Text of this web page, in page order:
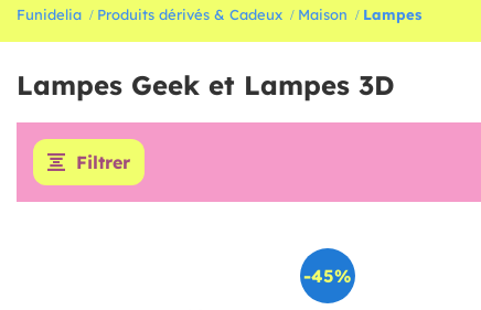
Funidelia Produits dérivés & Cadeux Maison Lampes
Lampes Geek et Lampes 3D
Filtrer
-45%